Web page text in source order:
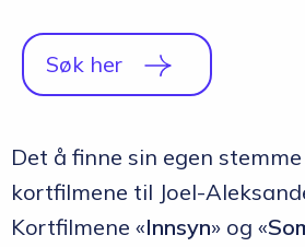
Søk her
Det å finne sin egen
kortfilmene til Joel-
Kortfilmene «Innsyn» og «